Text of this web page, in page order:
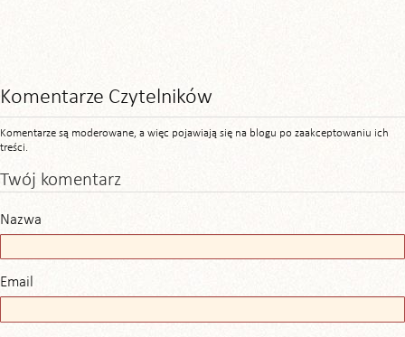
Komentarze Czytelników
Komentarze są moderowane, a więc pojawiają się na blogu po zaakceptowaniu ich
treści.
Twój komentarz
Nazwa
Email